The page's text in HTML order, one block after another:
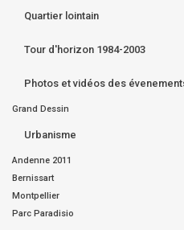
Quartier lointain
Tour d'horizon 1984-2003
Photos et vidéos des
Grand Dessin
Urbanisme
Andenne 2011
Bernissart
Montpellier
Parc Paradisio